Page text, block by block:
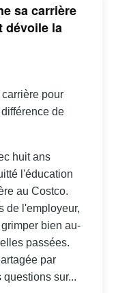
sa carrière
dévoile la
pour
de
huit ans
l'éducation
au Costco.
de l'employeur,
bien au-
passées.
par
sur...